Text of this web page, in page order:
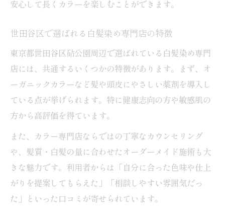
安心して長くカラーを楽しむことができます。
世田谷区で選ばれる白髪染め専門店の特徴
東京都世田谷区砧公園周辺で選ばれている白髪染め専門
店には、共通するいくつかの特徴があります。まず、オ
ーガニックカラーなど髪や頭皮にやさしい薬剤を導入し
ている点が挙げられます。特に健康志向の方や敏感肌の
方から高評価を得ています。
また、カラー専門店ならではの丁寧なカウンセリング
や、髪質・白髪の量に合わせたオーダーメイド施術も大
きな魅力です。利用者からは「自分に合った色味や仕上
がりを提案してもらえた」「相談しやすい雰囲気だっ
た」といった口コミが寄せられています。